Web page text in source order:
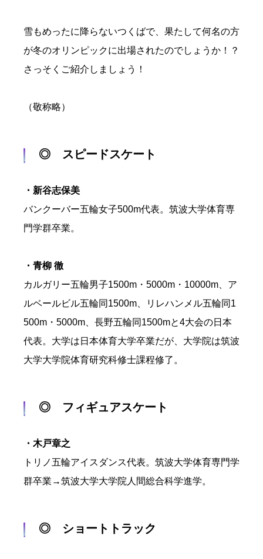
雪もめったに降らないつくばで、果たして何名の方
が冬のオリンピックに出場されたのでしょうか！？
さっそくご紹介しましょう！
（敬称略）
◎ スピードスケート
・新谷志保美
バンクーバー五輪女子500m代表。筑波大学体育専
門学群卒業。
・青柳 徹
カルガリー五輪男子1500m・5000m・10000m、ア
ルベールビル五輪同1500m、リレハンメル五輪同1
500m・5000m、長野五輪同1500mと4大会の日本
代表。大学は日本体育大学卒業だが、大学院は筑波
大学大学院体育研究科修士課程修了。
◎ フィギュアスケート
・木戸章之
トリノ五輪アイスダンス代表。筑波大学体育専門学
群卒業→筑波大学大学院人間総合科学進学。
◎ ショートトラック